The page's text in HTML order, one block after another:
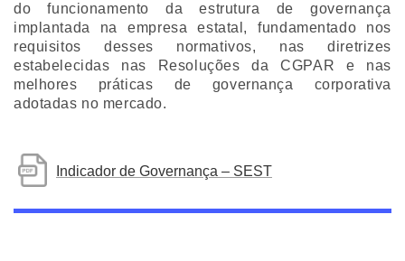
do funcionamento da estrutura de governança
implantada na empresa estatal, fundamentado nos
requisitos desses normativos, nas diretrizes
estabelecidas nas Resoluções da CGPAR e nas
melhores práticas de governança corporativa
adotadas no mercado.
Indicador de Governança – SEST